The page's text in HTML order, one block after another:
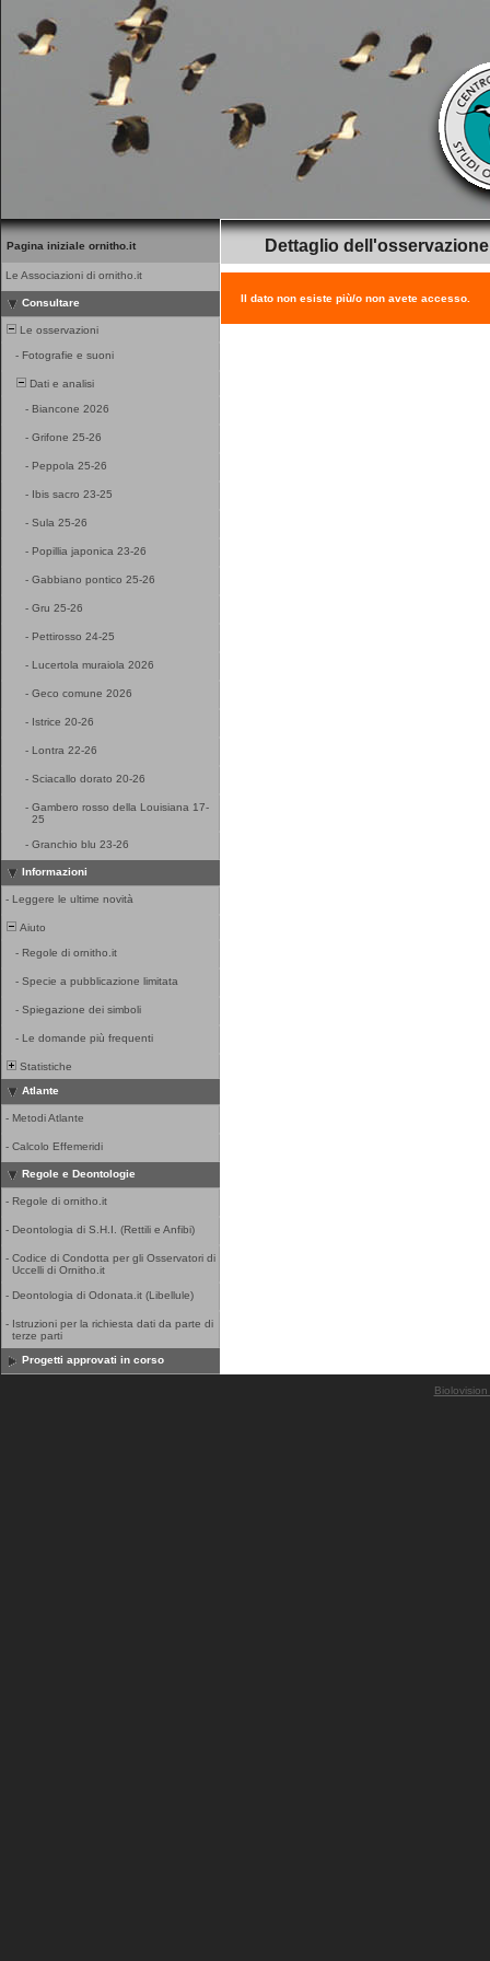
Pagina iniziale ornitho.it
Le Associazioni di ornitho.it
Consultare
Le osservazioni
- Fotografie e suoni
Dati e analisi
- Biancone 2026
- Grifone 25-26
- Peppola 25-26
- Ibis sacro 23-25
- Sula 25-26
- Popillia japonica 23-26
- Gabbiano pontico 25-26
- Gru 25-26
- Pettirosso 24-25
- Lucertola muraiola 2026
- Geco comune 2026
- Istrice 20-26
- Lontra 22-26
- Sciacallo dorato 20-26
- Gambero rosso della Louisiana 17-
25
- Granchio blu 23-26
Informazioni
- Leggere le ultime novità
Aiuto
- Regole di ornitho.it
- Specie a pubblicazione limitata
- Spiegazione dei simboli
- Le domande più frequenti
Statistiche
Atlante
- Metodi Atlante
- Calcolo Effemeridi
Regole e Deontologie
- Regole di ornitho.it
- Deontologia di S.H.I. (Rettili e Anfibi)
- Codice di Condotta per gli Osservatori di
Uccelli di Ornitho.it
- Deontologia di Odonata.it (Libellule)
- Istruzioni per la richiesta dati da parte di
terze parti
Progetti approvati in corso
Dettaglio dell'osservazione
Il dato non esiste più/o non avete accesso.
Biolovision